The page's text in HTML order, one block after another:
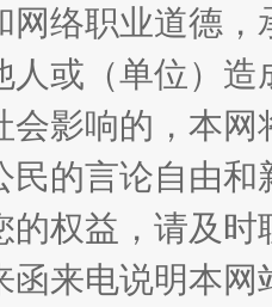
网络职业道德
人或（单位）
会影响的，本
民的言论自由
的权益，请及
函来电说明本